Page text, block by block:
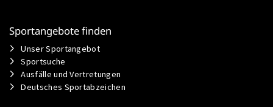
Sportangebote finden
Unser Sportangebot
Sportsuche
Ausfälle und Vertretungen
Deutsches Sportabzeichen